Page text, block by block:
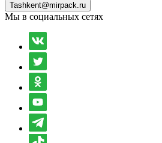
Tashkent@mirpack.ru
Мы в социальных сетях